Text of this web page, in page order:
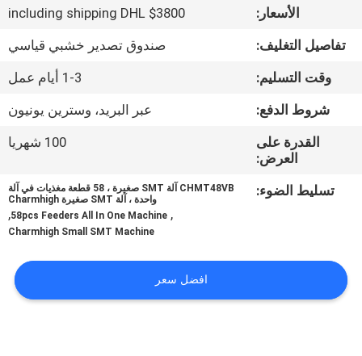
مراقبة
الجودة
اتصل
أخبار
ON
LINE
الأسعار:
$3800 including shipping DHL
تفاصيل التغليف:
صندوق تصدير خشبي قياسي
وقت التسليم:
1-3 أيام عمل
شروط الدفع:
عبر البريد، وسترين يونيون
القدرة على
العرض:
100 شهريا
تسليط الضوء:
CHMT48VB آلة SMT صغيرة ، 58 قطعة مغذيات في آلة
واحدة ، آلة SMT صغيرة Charmhigh
,
58pcs Feeders All In One Machine
,
Charmhigh Small SMT Machine
افضل سعر